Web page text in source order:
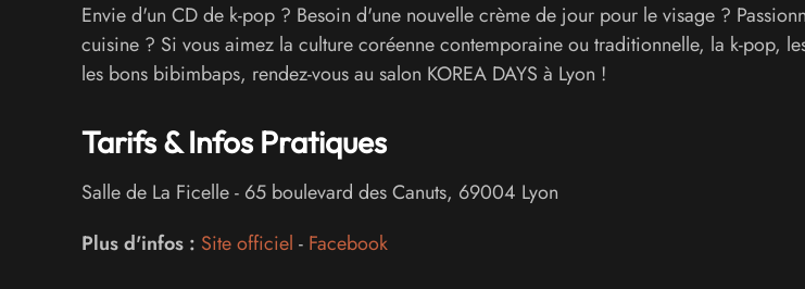
Envie d'un CD de k-pop ? Besoin d'une nouvelle crème de jour pour le visage ?
cuisine ? Si vous aimez la culture coréenne contemporaine ou traditionnelle, la k-pop,
les bons bibimbaps, rendez-vous au salon KOREA DAYS à Lyon !
Tarifs & Infos Pratiques
Salle de La Ficelle- 65 boulevard des Canuts, 69004 Lyon
Plus d'infos : Site officiel - Facebook